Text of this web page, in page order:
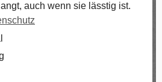
auch wenn sie lässtig ist.